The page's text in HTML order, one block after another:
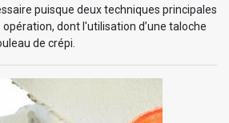
puisque deux techniques principales
dont l'utilisation d’une taloche
de crépi.